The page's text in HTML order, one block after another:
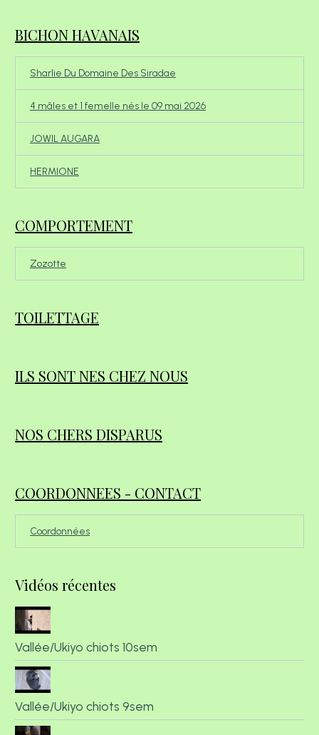
BICHON HAVANAIS
Sharlie Du Domaine Des Siradae
4 mâles et 1 femelle nés le 09 mai 2026
JOWIL AUGARA
HERMIONE
COMPORTEMENT
Zozotte
TOILETTAGE
ILS SONT NES CHEZ NOUS
NOS CHERS DISPARUS
COORDONNEES - CONTACT
Coordonnées
Vidéos récentes
Vallée/Ukiyo chiots 10sem
Vallée/Ukiyo chiots 9sem